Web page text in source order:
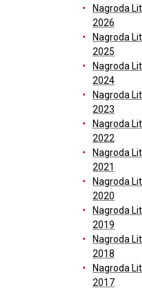
Nagroda
2026
Nagroda
2025
Nagroda
2024
Nagroda
2023
Nagroda
2022
Nagroda
2021
Nagroda
2020
Nagroda
2019
Nagroda
2018
Nagroda
2017